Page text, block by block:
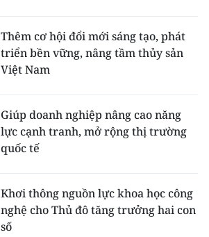
Thêm cơ hội đổi mới sáng tạo, phát
triển bền vững, nâng tầm thủy sản
Việt Nam
Giúp doanh nghiệp nâng cao năng
lực cạnh tranh, mở rộng thị trường
quốc tế
Khơi thông nguồn lực khoa học công
nghệ cho Thủ đô tăng trưởng hai con
số